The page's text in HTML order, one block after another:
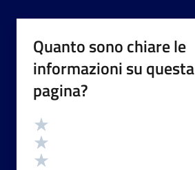
Quanto sono chiare le
informazioni su questa
pagina?
Valutazione